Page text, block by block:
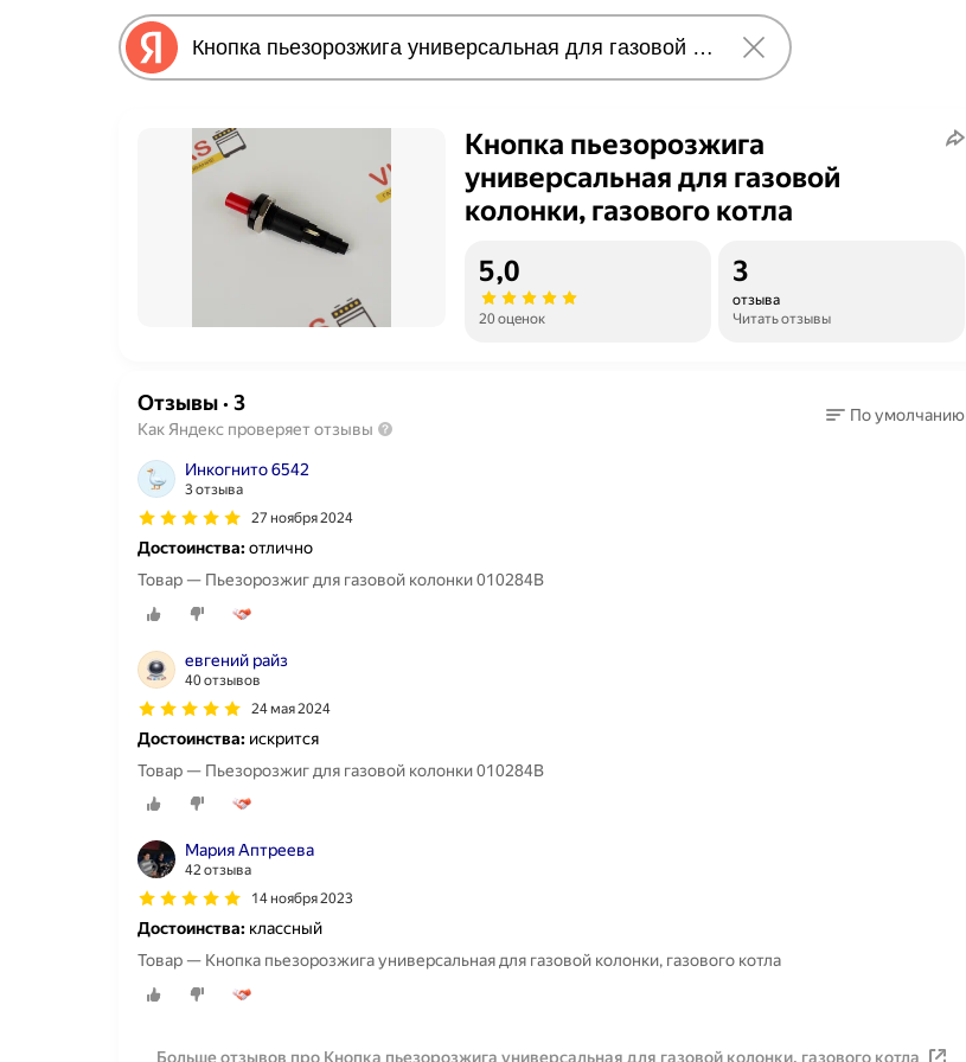
Кнопка пьезорозжига
универсальная для газовой
колонки, газового котла
5,0
20 оценок
3
отзыва
Читать отзывы
Отзывы· 3
Как Яндекс проверяет отзывы
По умолчанию
Инкогнито 6542
3 отзыва
27 ноября 2024
Достоинства:отлично
Товар — Пьезорозжиг для газовой колонки 010284B
евгений райз
40 отзывов
24 мая 2024
Достоинства: искрится
Товар — Пьезорозжиг для газовой колонки 010284B
Мария Аптреева
42 отзыва
14 ноября 2023
Достоинства: классный
Товар — Кнопка пьезорозжига универсальная для газовой колонки, газового котла
Больше отзывов про Кнопка пьезорозжига универсальная для газовой колонки, газового котла